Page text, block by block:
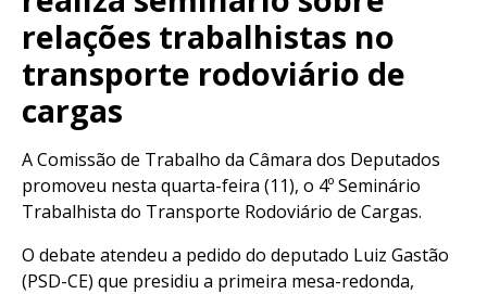
relações trabalhistas no
transporte rodoviário de
cargas
A Comissão de Trabalho da Câmara dos Deputados
promoveu nesta quarta-feira (11), o 4º Seminário
Trabalhista do Transporte Rodoviário de Cargas.
O debate atendeu a pedido do deputado Luiz Gastão
(PSD-CE) que presidiu a primeira mesa-redonda,